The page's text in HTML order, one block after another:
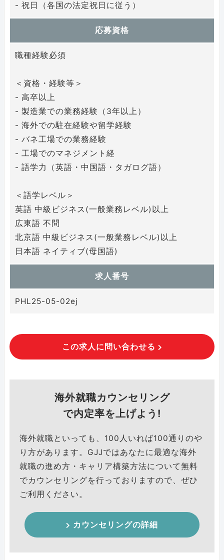
- 祝日（各国の法定祝日に従う）
応募資格
職種経験必須
＜資格・経験等＞
- 高卒以上
- 製造業での業務経験（3年以上）
- 海外での駐在経験や留学経験
- バネ工場での業務経験
- 工場でのマネジメント経
- 語学力（英語・中国語・タガログ語）
＜語学レベル＞
英語 中級ビジネス(一般業務レベル)以上
広東語 不問
北京語 中級ビジネス(一般業務レベル)以上
日本語 ネイティブ(母国語)
求人番号
PHL25-05-02ej
この求人に問い合わせる
海外就職カウンセリング
で内定率を上げよう!
海外就職といっても、100人いれば100通りのや
り方があります。GJJではあなたに最適な海外
就職の進め方・キャリア構築方法について無料
でカウンセリングを行っておりますので、ぜひ
ご利用ください。
カウンセリングの詳細